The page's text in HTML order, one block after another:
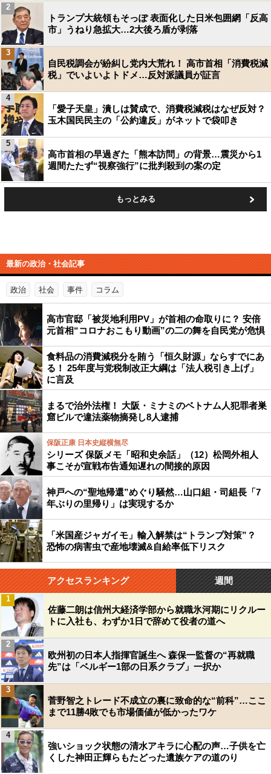
トランプ大統領もそっぽ 表面化した日米包囲網「反高
市」うねり急拡大…2大後ろ盾が剥落
2
自民税調会が紛糾し党内大荒れ！ 高市首相「消費税減
税」でいよいよトドメ…反対派議員が証言
3
「愛子天皇」潰しは賛成で、消費税減税はなぜ反対？
玉木国民民主の「公約違反」がネットで袋叩き
4
高市首相の早過ぎた「熊本訪問」の背景…震災から1
週間たたず“視察強行”に批判殺到の案の定
5
もっとみる
最新の政治・社会記事
政治 社会 事件 コラム
高市官邸「被災地利用PV」が首相の命取りに？ 安倍
元首相“コロナおこもり動画”の二の舞を自民党が危惧
食料品の消費減税分を賄う「恒久財源」ならすでにあ
る！ 25年度与党税制改正大綱は「法人税引き上げ」
に言及
まるで治外法権！ 大阪・ミナミのベトナム人犯罪者巣
窟ビルで違法薬物摘発し8人逮捕
保阪正康 日本史縦横無尽
シリーズ 保阪メモ「昭和史余話」（12）松岡外相人
事こそが宣戦布告通知遅れの間接的原因
神戸への“聖地帰還”めぐり騒然…山口組・司組長「7
年ぶりの里帰り」は実現するか
「米国産ジャガイモ」輸入解禁は“トランプ対策”？
恐怖の病害虫で産地壊滅&自給率低下リスク
アクセスランキング 週間
佐藤二朗は信州大経済学部から就職氷河期にリクルー
トに入社も、わずか1日で辞めて役者の道へ
1
欧州初の日本人指揮官誕生へ 森保一監督の“再就職
先”は「ベルギー1部の日系クラブ」一択か
2
菅野智之トレード不成立の裏に致命的な“前科”…ここ
まで11勝4敗でも市場価値が低かったワケ
3
強いショック状態の清水アキラに心配の声…子供を亡
くした神田正輝らもたどった遺族ケアの道のり
4